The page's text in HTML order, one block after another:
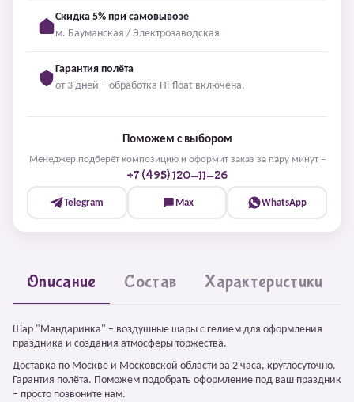
Скидка 5% при самовывозе
м. Бауманская / Электрозаводская
Гарантия полёта
от 3 дней – обработка Hi-float включена.
Поможем с выбором
Менеджер подберёт композицию и оформит заказ за пару минут –
+7 (495) 120-11-26
Telegram Max WhatsApp
Описание Состав Характеристики
Шар "Мандаринка" – воздушные шары с гелием для оформления
праздника и создания атмосферы торжества.
Доставка по Москве и Московской области за 2 часа, круглосуточно.
Гарантия полёта. Поможем подобрать оформление под ваш праздник
– просто позвоните нам.